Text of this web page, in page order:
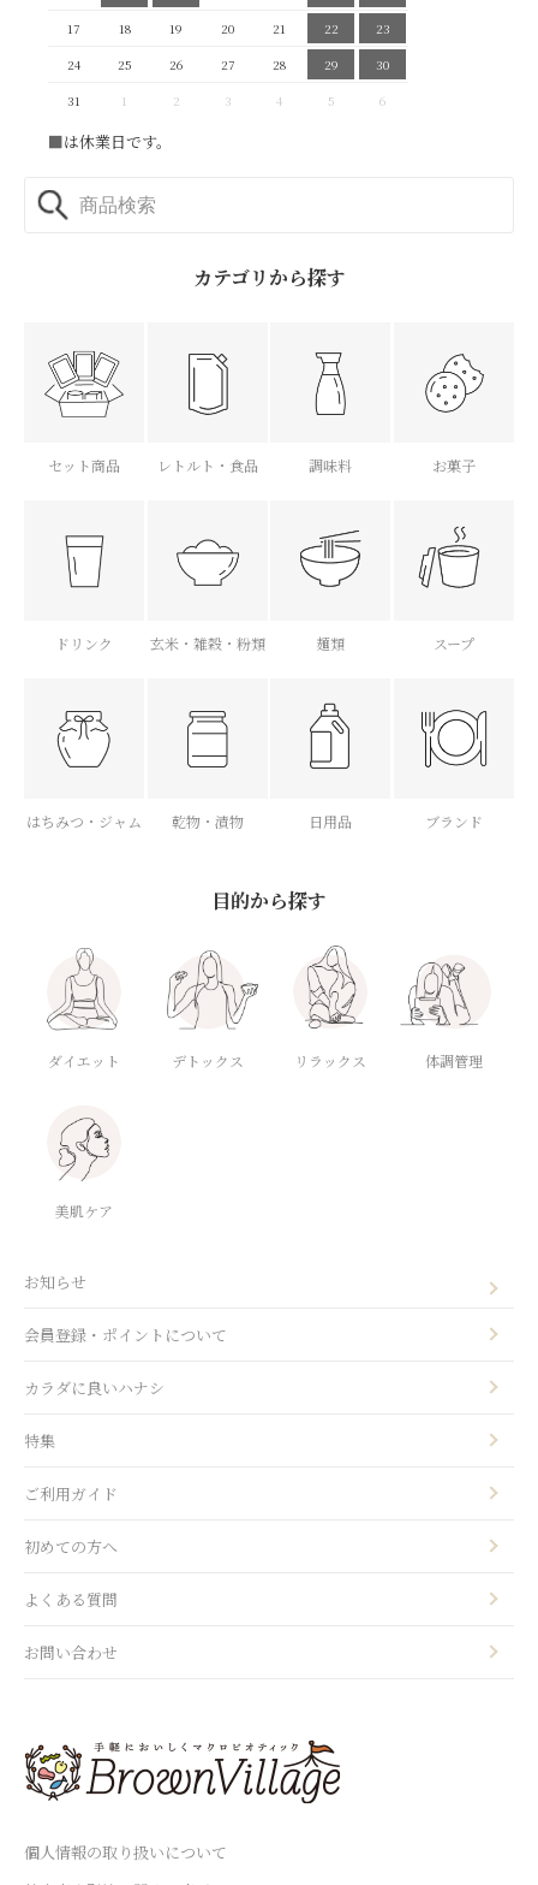
17
18 19 20 21 22
23
24
25 26 27 28 29
30
31
1 2 3 4 5 6
■は休業日です。
カテゴリから探す
セット商品 レトルト・食品 調味料 お菓子
ドリンク 玄米・雑穀・粉類 麺類 スープ
はちみつ・ジャム 乾物・漬物 日用品 ブランド
目的から探す
ダイエット デトックス リラックス 体調管理
美肌ケア
個人情報の取り扱いについて
お知らせ
会員登録・ポイントについて
カラダに良いハナシ
特集
ご利用ガイド
初めての方へ
よくある質問
お問い合わせ